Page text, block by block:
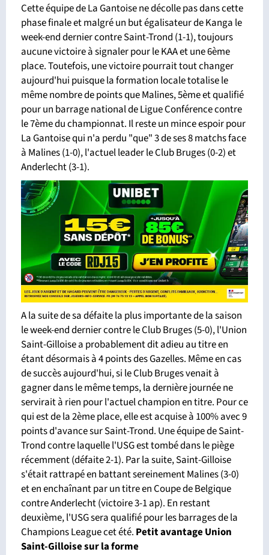
Cette équipe de La Gantoise ne décolle pas dans cette
phase finale et malgré un but égalisateur de Kanga le
week-end dernier contre Saint-Trond (1-1), toujours
aucune victoire à signaler pour le KAA et une 6ème
place. Toutefois, une victoire pourrait tout changer
aujourd'hui puisque la formation locale totalise le
même nombre de points que Malines, 5ème et qualifié
pour un barrage national de Ligue Conférence contre
le 7ème du championnat. Il reste un mince espoir pour
La Gantoise qui n'a perdu "que" 3 de ses 8 matchs face
à Malines (1-0), l'actuel leader le Club Bruges (0-2) et
Anderlecht (3-1).
A la suite de sa défaite la plus importante de la saison
le week-end dernier contre le Club Bruges (5-0), l'Union
Saint-Gilloise a probablement dit adieu au titre en
étant désormais à 4 points des Gazelles. Même en cas
de succès aujourd'hui, si le Club Bruges venait à
gagner dans le même temps, la dernière journée ne
servirait à rien pour l'actuel champion en titre. Pour ce
qui est de la 2ème place, elle est acquise à 100% avec 9
points d'avance sur Saint-Trond. Une équipe de Saint-
Trond contre laquelle l'USG est tombé dans le piège
récemment (défaite 2-1). Par la suite, Saint-Gilloise
s'était rattrapé en battant sereinement Malines (3-0)
et en enchaînant par un titre en Coupe de Belgique
contre Anderlecht (victoire 3-1 ap). En restant
deuxième, l'USG sera qualifié pour les barrages de la
Champions League cet été. Petit avantage Union
Saint-Gilloise sur la forme